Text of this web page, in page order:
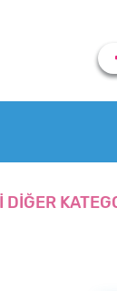
DİĞER